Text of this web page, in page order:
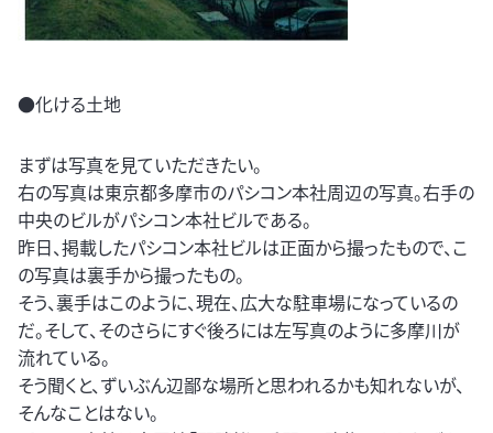
●化ける土地
まずは写真を見ていただきたい。
右の写真は東京都多摩市のパシコン本社周辺の写真。右手の
中央のビルがパシコン本社ビルである。
昨日、掲載したパシコン本社ビルは正面から撮ったもので、こ
の写真は裏手から撮ったもの。
そう、裏手はこのように、現在、広大な駐車場になっているの
だ。そして、そのさらにすぐ後ろには左写真のように多摩川が
流れている。
そう聞くと、ずいぶん辺鄙な場所と思われるかも知れないが、
そんなことはない。